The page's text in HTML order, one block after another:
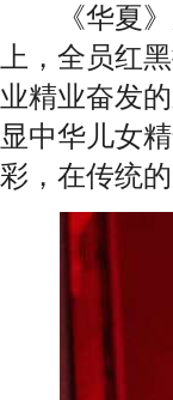
《华夏》
上，全员红
业精业奋发
显中华儿女
彩，在传统